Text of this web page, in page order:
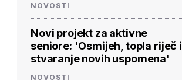
NOVOSTI
Novi projekt za aktivne
seniore: 'Osmijeh, topla riječ i
stvaranje novih uspomena'
NOVOSTI